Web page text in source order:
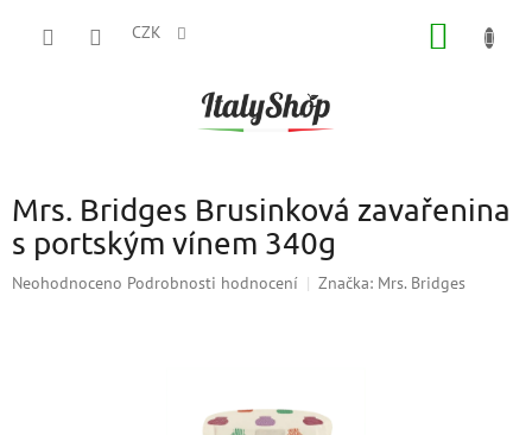
CZK
Mrs. Bridges Brusinková zavařenina
s portským vínem 340g
Průměrné
Neohodnoceno Podrobnosti hodnocení Značka: Mrs. Bridges